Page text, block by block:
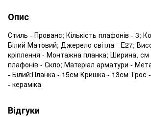
Опис
Стиль - Прованс; Кількість плафонів - 3;
Білий Матовий; Джерело світла - E27;
кріплення - Монтажна планка; Ширина, см
плафонів - Скло; Матеріал арматури -
- Білий;Планка - 15см Кришка - 13см Трос
- кераміка
Відгуки